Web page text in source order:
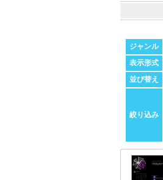
ジャンル
表示形式
並び替え
絞り込み